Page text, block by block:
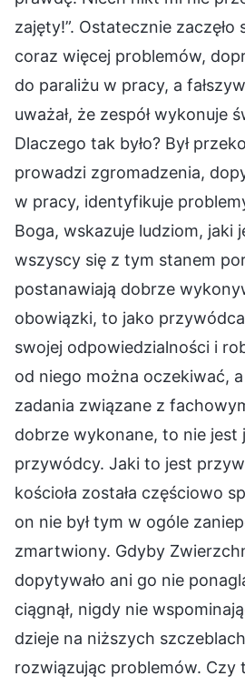
zajęty!”. Ostatecznie zaczęło
coraz więcej problemów,
do paraliżu w pracy, a
uważał, że zespół wykonuje
Dlaczego tak było? Był
prowadzi zgromadzenia,
w pracy, identyfikuje
Boga, wskazuje ludziom, jaki
wszyscy się z tym stanem
postanawiają dobrze
obowiązki, to jako
swojej odpowiedzialności i
od niego można oczekiwać,
zadania związane z
dobrze wykonane, to nie jest
przywódcy. Jaki to jest
kościoła została częściowo
on nie był tym w ogóle
zmartwiony. Gdyby
dopytywało ani go nie
ciągnął, nigdy nie
dzieje na niższych
rozwiązując problemów. Czy